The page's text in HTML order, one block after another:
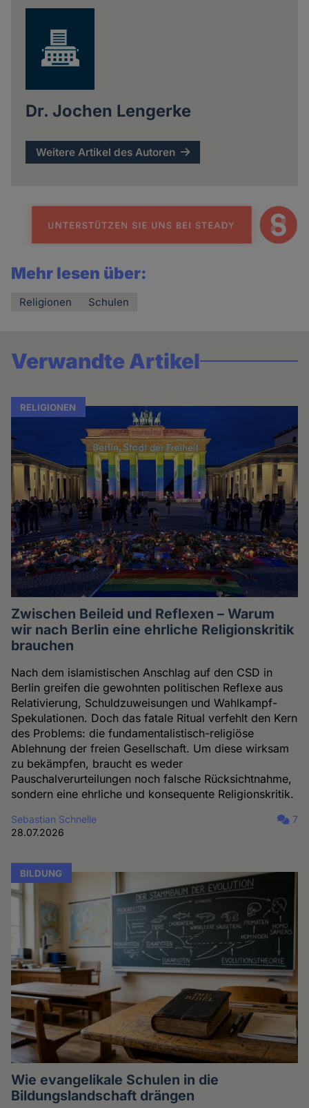
Dr. Jochen Lengerke
Weitere Artikel des Autoren
Mehr lesen über:
Religionen Schulen
Verwandte Artikel
RELIGIONEN
Zwischen Beileid und Reflexen – Warum
wir nach Berlin eine ehrliche Religionskritik
brauchen
Nach dem islamistischen Anschlag auf den CSD in
Berlin greifen die gewohnten politischen Reflexe aus
Relativierung, Schuldzuweisungen und Wahlkampf-
Spekulationen. Doch das fatale Ritual verfehlt den Kern
des Problems: die fundamentalistisch-religiöse
Ablehnung der freien Gesellschaft. Um diese wirksam
zu bekämpfen, braucht es weder
Pauschalverurteilungen noch falsche Rücksichtnahme,
sondern eine ehrliche und konsequente Religionskritik.
Sebastian Schnelle
28.07.2026
7
BILDUNG
Wie evangelikale Schulen in die
Bildungslandschaft drängen